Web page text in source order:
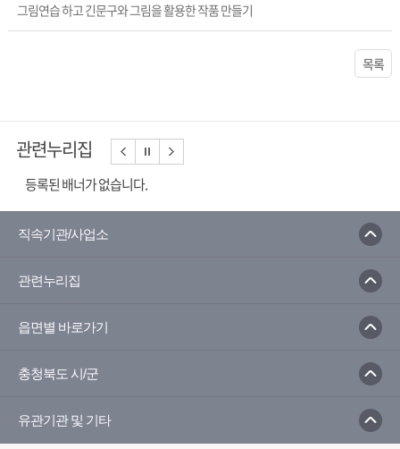
그림연습 하고 긴문구와 그림을 활용한 작품 만들기
목록
관련누리집
등록된 배너가 없습니다.
직속기관/사업소
관련누리집
읍면별 바로가기
충청북도 시/군
유관기관 및 기타